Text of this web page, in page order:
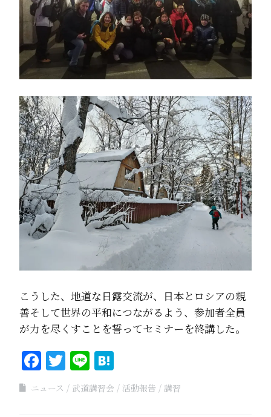
こうした、地道な日露交流が、日本とロシアの親
善そして世界の平和につながるよう、参加者全員
が力を尽くすことを誓ってセミナーを終講した。
Facebook
Twitter
Line
ニュース 武道講習会 活動報告 講習